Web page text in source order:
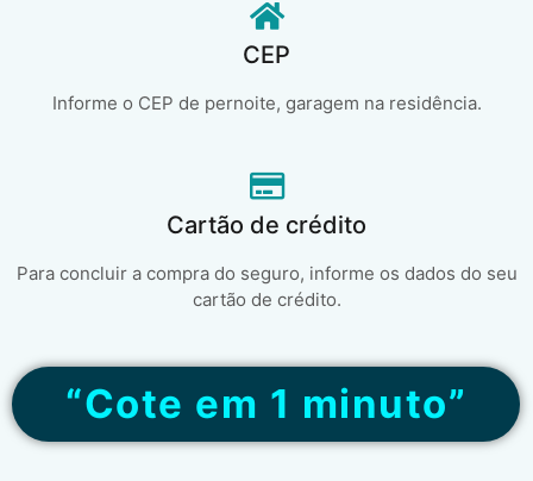
CEP
Informe o CEP de pernoite, garagem na residência.
Cartão de crédito
Para concluir a compra do seguro, informe os dados do seu
cartão de crédito.
“Cote em 1 minuto”